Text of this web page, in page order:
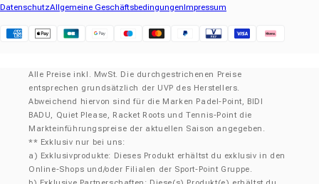
DatenschutzAllgemeine GeschäftsbedingungenImpressum
Alle Preise inkl. MwSt. Die durchgestrichenen Preise
entsprechen grundsätzlich der UVP des Herstellers.
Abweichend hiervon sind für die Marken Padel-Point, BIDI
BADU, Quiet Please, Racket Roots und Tennis-Point die
Markteinführungspreise der aktuellen Saison angegeben.
** Exklusiv nur bei uns:
a) Exklusivprodukte: Dieses Produkt erhältst du exklusiv in den
Online-Shops und/oder Filialen der Sport-Point Gruppe.